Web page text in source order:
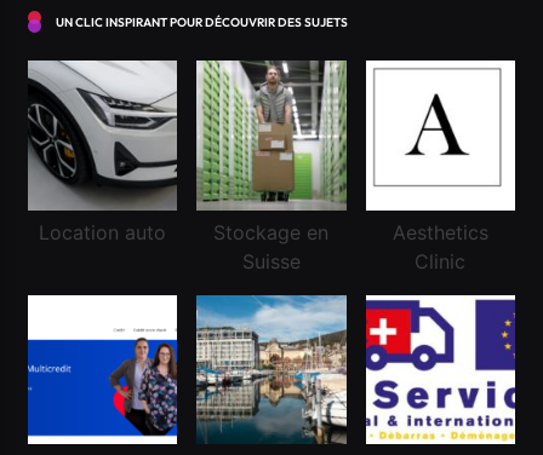
UN CLIC INSPIRANT POUR DÉCOUVRIR DES SUJETS
Location auto
Stockage en
Suisse
Aesthetics
Clinic
Financement
Conseils pour réussir à obtenir un crédit en Suisse